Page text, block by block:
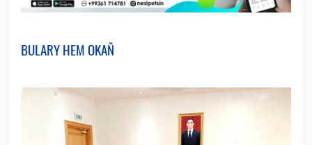
BULARY HEM OKAŇ